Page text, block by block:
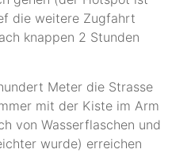
die weitere Zugfahrt
knappen 2 Stunden
Meter die Strasse
mit der Kiste im Arm
von Wasserflaschen und
wurde) erreichen